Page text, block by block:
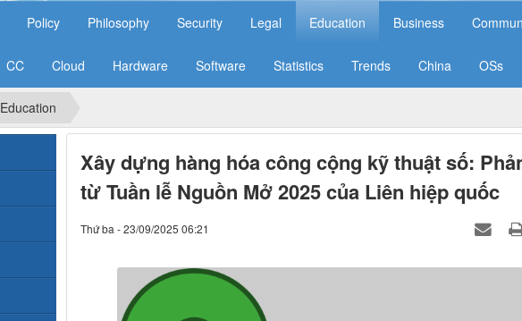
Policy Philosophy Security Legal Education Business
CC Cloud Hardware Software Statistics Trends China OSs
Education
Xây dựng hàng hóa công cộng kỹ thuật số:
từ Tuần lễ Nguồn Mở 2025 của Liên hiệp quốc
Thứ ba - 23/09/2025 06:21